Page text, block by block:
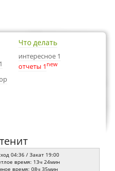
Что делать
интересное 1
отчеты 1 new
04:36 / Закат 19:00
время: 13ч 24мин
время: 08ч 35мин